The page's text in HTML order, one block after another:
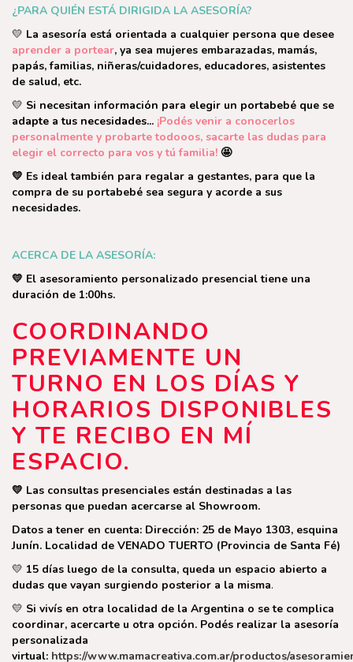
¿PARA QUIÉN ESTÁ DIRIGIDA LA ASESORÍA?
💛 La asesoría está orientada a cualquier persona que desee
aprender a portear, ya sea mujeres embarazadas, mamás,
papás, familias, niñeras/cuidadores, educadores, asistentes
de salud, etc.​
💛 Si necesitan información para elegir un portabebé que se
adapte a tus necesidades... ¡Podés venir a conocerlos
personalmente y probarte todooos, sacarte las dudas para
elegir el correcto para vos y tú familia! 🤩
💛 Es ideal también para regalar a gestantes, para que la
compra de su portabebé sea segura y acorde a sus
necesidades.
ACERCA DE LA ASESORÍA:
💛 El asesoramiento personalizado presencial tiene una
duración de 1:00hs.
COORDINANDO
PREVIAMENTE UN
TURNO EN LOS DÍAS Y
HORARIOS DISPONIBLES
Y TE RECIBO EN MÍ
ESPACIO.
💛 Las consultas presenciales están destinadas a las
personas que puedan acercarse al Showroom.
Datos a tener en cuenta: Dirección: 25 de Mayo 1303, esquina
Junín. Localidad de VENADO TUERTO (Provincia de Santa Fé)
💛 15 días luego de la consulta, queda un espacio abierto a
dudas que vayan surgiendo posterior a la misma.
💛 Si vivís en otra localidad de la Argentina o se te complica
coordinar, acercarte u otra opción. Podés realizar la asesoría
personalizada
virtual: https://www.mamacreativa.com.ar/productos/